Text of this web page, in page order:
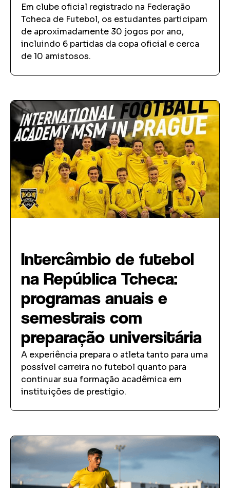
Em clube oficial registrado na Federação
Tcheca de Futebol, os estudantes participam
de aproximadamente 30 jogos por ano,
incluindo 6 partidas da copa oficial e cerca
de 10 amistosos.
Intercâmbio de futebol
na República Tcheca:
programas anuais e
semestrais com
preparação universitária
A experiência prepara o atleta tanto para uma
possível carreira no futebol quanto para
continuar sua formação acadêmica em
instituições de prestígio.